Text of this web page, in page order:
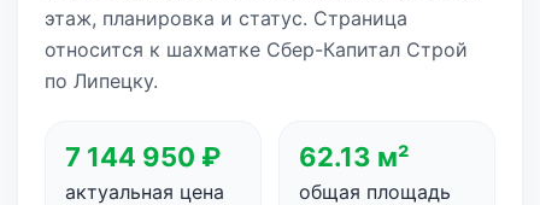
этаж, планировка и статус. Страница
относится к шахматке Сбер-Капитал Строй
по Липецку.
7 144 950 ₽
актуальная цена
62.13 м²
общая площадь